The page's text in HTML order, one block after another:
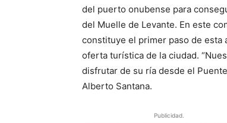
del puerto onubense para
del Muelle de Levante. En este
constituye el primer paso de esta
oferta turística de la ciudad.
disfrutar de su ría desde el
Alberto Santana.
Publicidad.